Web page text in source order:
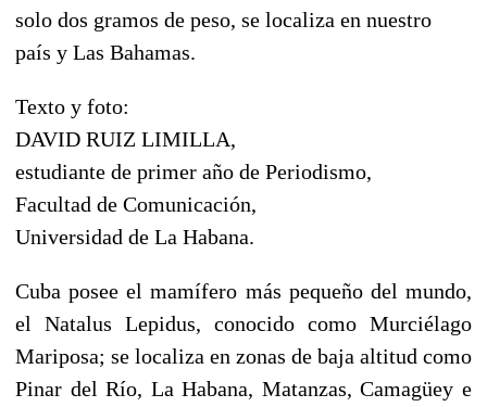
solo dos gramos de peso, se localiza en nuestro
país y Las Bahamas.
Texto y foto:
DAVID RUIZ LIMILLA,
estudiante de primer año de Periodismo,
Facultad de Comunicación,
Universidad de La Habana.
Cuba posee el mamífero más pequeño del mundo,
el Natalus Lepidus, conocido como Murciélago
Mariposa; se localiza en zonas de baja altitud como
Pinar del Río, La Habana, Matanzas, Camagüey e